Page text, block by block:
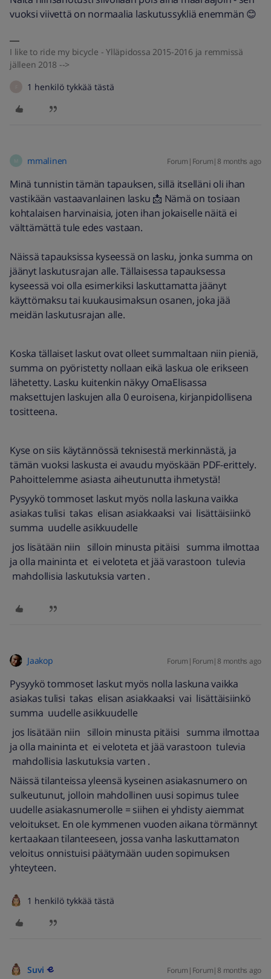
vuoksi viivettä on normaalia laskutussykliä enemmän 😊
I like to ride my bicycle - Ylläpidossa 2015-2016 ja remmissä
jälleen 2018 -->
1 henkilö tykkää tästä
M mmalinen Forum|Forum|8 months ago
Minä tunnistin tämän tapauksen, sillä itselläni oli ihan
vastikään vastaavanlainen lasku 📩 Nämä on tosiaan
kohtalaisen harvinaisia, joten ihan jokaiselle näitä ei
välttämättä tule edes vastaan.
Näissä tapauksissa kyseessä on lasku, jonka summa on
jäänyt laskutusrajan alle. Tällaisessa tapauksessa
kyseessä voi olla esimerkiksi laskuttamatta jäänyt
käyttömaksu tai kuukausimaksun osanen, joka jää
meidän laskutusrajan alle.
Koska tällaiset laskut ovat olleet summaltaan niin pieniä,
summa on pyöristetty nollaan eikä laskua ole erikseen
lähetetty. Lasku kuitenkin näkyy OmaElisassa
maksettujen laskujen alla 0 euroisena, kirjanpidollisena
tositteena.
Kyse on siis käytännössä teknisestä merkinnästä, ja
tämän vuoksi laskusta ei avaudu myöskään PDF-erittely.
Pahoittelemme asiasta aiheutunutta ihmetystä!
Pysyykö tommoset laskut myös nolla laskuna vaikka
asiakas tulisi takas elisan asiakkaaksi vai lisättäisiinkö
summa uudelle asikkuudelle
jos lisätään niin silloin minusta pitäisi summa ilmottaa
ja olla maininta et ei veloteta et jää varastoon tulevia
mahdollisia laskutuksia varten .
Jaakop Forum|Forum|8 months ago
Pysyykö tommoset laskut myös nolla laskuna vaikka
asiakas tulisi takas elisan asiakkaaksi vai lisättäisiinkö
summa uudelle asikkuudelle
jos lisätään niin silloin minusta pitäisi summa ilmottaa
ja olla maininta et ei veloteta et jää varastoon tulevia
mahdollisia laskutuksia varten .
Näissä tilanteissa yleensä kyseinen asiakasnumero on
sulkeutunut, jolloin mahdollinen uusi sopimus tulee
uudelle asiakasnumerolle = siihen ei yhdisty aiemmat
veloitukset. En ole kymmenen vuoden aikana törmännyt
kertaakaan tilanteeseen, jossa vanha laskuttamaton
veloitus onnistuisi päätymään uuden sopimuksen
yhteyteen.
1 henkilö tykkää tästä
Suvi Forum|Forum|8 months ago